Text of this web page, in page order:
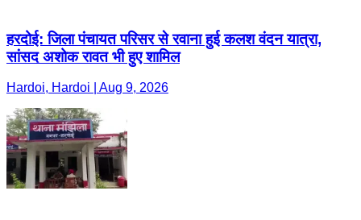
हरदोई: जिला पंचायत परिसर से रवाना हुई कलश वंदन यात्रा,
सांसद अशोक रावत भी हुए शामिल
Hardoi, Hardoi | Aug 9, 2026